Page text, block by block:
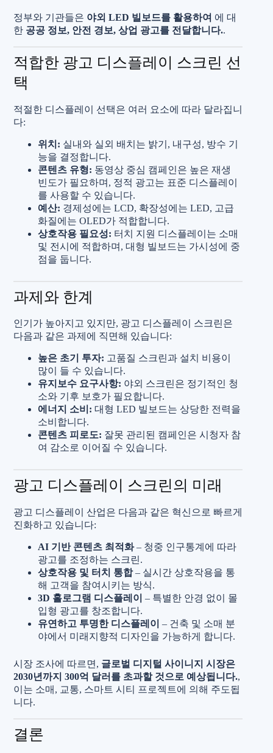
정부와 기관들은 야외 LED 빌보드를 활용하여 에 대
한 공공 정보, 안전 경보, 상업 광고를 전달합니다..
적합한 광고 디스플레이 스크린 선
택
적절한 디스플레이 선택은 여러 요소에 따라 달라집니
다:
위치: 실내와 실외 배치는 밝기, 내구성, 방수 기
능을 결정합니다.
콘텐츠 유형: 동영상 중심 캠페인은 높은 재생
빈도가 필요하며, 정적 광고는 표준 디스플레이
를 사용할 수 있습니다.
예산: 경제성에는 LCD, 확장성에는 LED, 고급
화질에는 OLED가 적합합니다.
상호작용 필요성: 터치 지원 디스플레이는 소매
및 전시에 적합하며, 대형 빌보드는 가시성에 중
점을 둡니다.
과제와 한계
인기가 높아지고 있지만, 광고 디스플레이 스크린은
다음과 같은 과제에 직면해 있습니다:
높은 초기 투자: 고품질 스크린과 설치 비용이
많이 들 수 있습니다.
유지보수 요구사항: 야외 스크린은 정기적인 청
소와 기후 보호가 필요합니다.
에너지 소비: 대형 LED 빌보드는 상당한 전력을
소비합니다.
콘텐츠 피로도: 잘못 관리된 캠페인은 시청자 참
여 감소로 이어질 수 있습니다.
광고 디스플레이 스크린의 미래
광고 디스플레이 산업은 다음과 같은 혁신으로 빠르게
진화하고 있습니다:
AI 기반 콘텐츠 최적화– 청중 인구통계에 따라
광고를 조정하는 스크린.
상호작용 및 터치 통합– 실시간 상호작용을 통
해 고객을 참여시키는 방식.
3D 홀로그램 디스플레이 – 특별한 안경 없이 몰
입형 광고를 창조합니다.
유연하고 투명한 디스플레이 – 건축 및 소매 분
야에서 미래지향적 디자인을 가능하게 합니다.
시장 조사에 따르면, 글로벌 디지털 사이니지 시장은
2030년까지 300억 달러를 초과할 것으로 예상됩니다.,
이는 소매, 교통, 스마트 시티 프로젝트에 의해 주도됩
니다.
결론